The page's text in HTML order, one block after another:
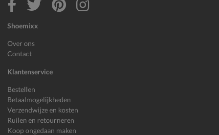
Shoemixx
Over ons
Contact
Klantenservice
Bestellen
Betaalmogelijkheden
Verzendwijze en kosten
Ruilen en retourneren
Koop ongedaan maken